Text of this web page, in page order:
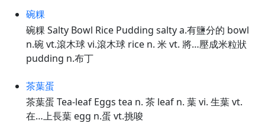
碗粿
碗粿 Salty Bowl Rice Pudding salty a.有鹽分的 bowl
n.碗 vt.滾木球 vi.滾木球 rice n. 米 vt. 將…壓成米粒狀
pudding n.布丁
茶葉蛋
茶葉蛋 Tea-leaf Eggs tea n. 茶 leaf n. 葉 vi. 生葉 vt.
在…上長葉 egg n.蛋 vt.挑唆